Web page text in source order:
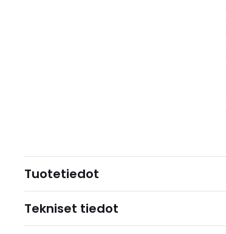
Tuotetiedot
Tekniset tiedot